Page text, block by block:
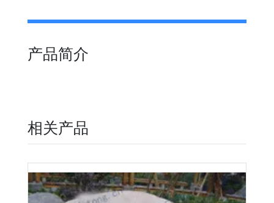
产品简介
相关产品